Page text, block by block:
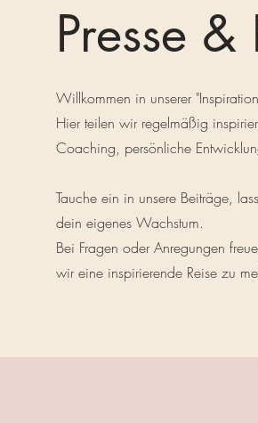
Presse
Willkommen in unserer
Hier teilen wir regelmäßig
Coaching, persönliche
Tauche ein in unsere Beiträge,
dein eigenes Wachstum.
Bei Fragen oder Anregungen
wir eine inspirierende Reise zu